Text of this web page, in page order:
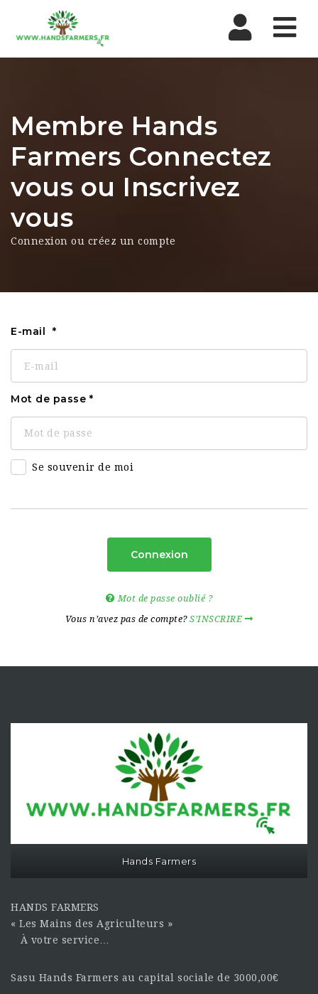
Membre Hands
Farmers Connectez
vous ou Inscrivez
vous
Connexion ou créez un compte
E-mail
Mot de passe
Se souvenir de moi
Connexion
Mot de passe oublié ?
Vous n’avez pas de compte?S’INSCRIRE
Hands Farmers
HANDS FARMERS
« Les Mains des Agriculteurs »
À votre service…
Sasu Hands Farmers au capital sociale de 3000,00€